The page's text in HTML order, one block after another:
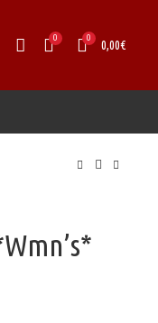
0 0 0,00€